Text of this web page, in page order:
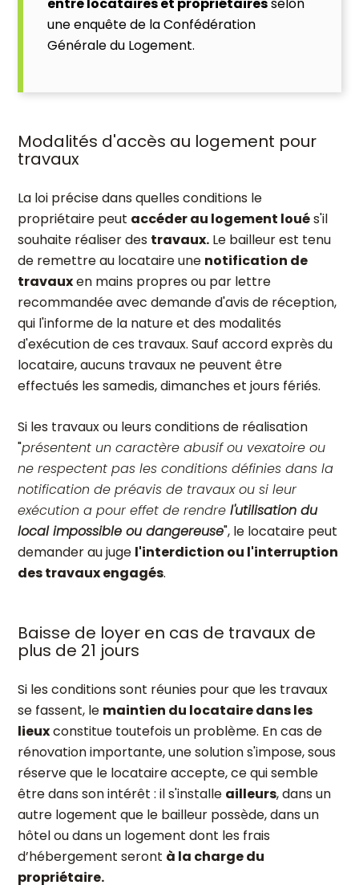
une enquête de la Confédération
Générale du Logement.
Modalités d'accès au logement pour
travaux
La loi précise dans quelles conditions le
propriétaire peut accéder au logement loués'il
souhaite réaliser des travaux. Le bailleur est tenu
de remettre au locataire une notification de
travauxen mains propres ou par lettre
recommandée avec demande d'avis de réception,
qui l'informe de la nature et des modalités
d'exécution de ces travaux. Sauf accord exprès du
locataire, aucuns travaux ne peuvent être
effectués les samedis, dimanches et jours fériés.
Si les travaux ou leurs conditions de réalisation
"présentent un caractère abusif ou vexatoire ou
ne respectent pas les conditions définies dans la
notification de préavis de travaux ou si leur
exécution a pour effet de rendre l'utilisation du
local impossible ou dangereuse", le locataire peut
demander au juge l'interdiction ou l'interruption
des travaux engagés.
Baisse de loyer en cas de travaux de
plus de 21 jours
Si les conditions sont réunies pour que les travaux
se fassent, le maintien du locataire dans les
lieuxconstitue toutefois un problème. En cas de
rénovation importante, une solution s'impose, sous
réserve que le locataire accepte, ce qui semble
être dans son intérêt : il s'installe ailleurs, dans un
autre logement que le bailleur possède, dans un
hôtel ou dans un logement dont les frais
d’hébergement seront à la charge du
propriétaire.